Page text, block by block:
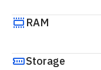
RAM
Storage